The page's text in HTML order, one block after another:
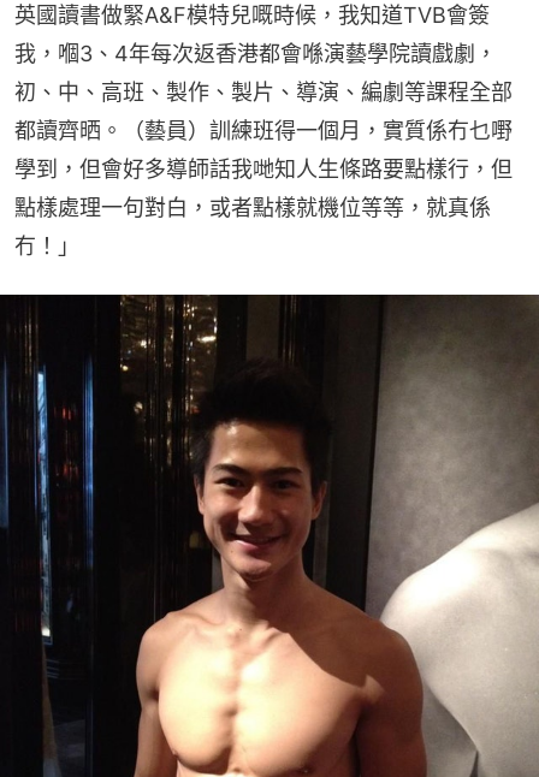
英國讀書做緊A&F模特兒嘅時候，我知道TVB會簽
我，嗰3、4年每次返香港都會喺演藝學院讀戲劇，
初、中、高班、製作、製片、導演、編劇等課程全部
都讀齊晒。（藝員）訓練班得一個月，實質係冇乜嘢
學到，但會好多導師話我哋知人生條路要點樣行，但
點樣處理一句對白，或者點樣就機位等等，就真係
冇！」